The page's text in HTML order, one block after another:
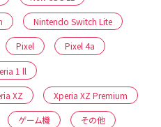
Nintendo Switch Lite
Pixel Pixel 4a
1 ll
XZ Xperia XZ Premium
ゲーム機 その他